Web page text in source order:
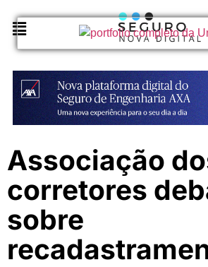
Associação
corretores
sobre